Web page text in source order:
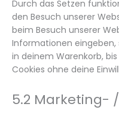
Durch das Setzen
den Besuch unserer
beim Besuch unserer
Informationen eingeben,
in deinem Warenkorb,
Cookies ohne deine
5.2 Marketing-